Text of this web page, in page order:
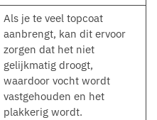
Als je te veel topcoat
aanbrengt, kan dit ervoor
zorgen dat het niet
gelijkmatig droogt,
waardoor vocht wordt
vastgehouden en het
plakkerig wordt.